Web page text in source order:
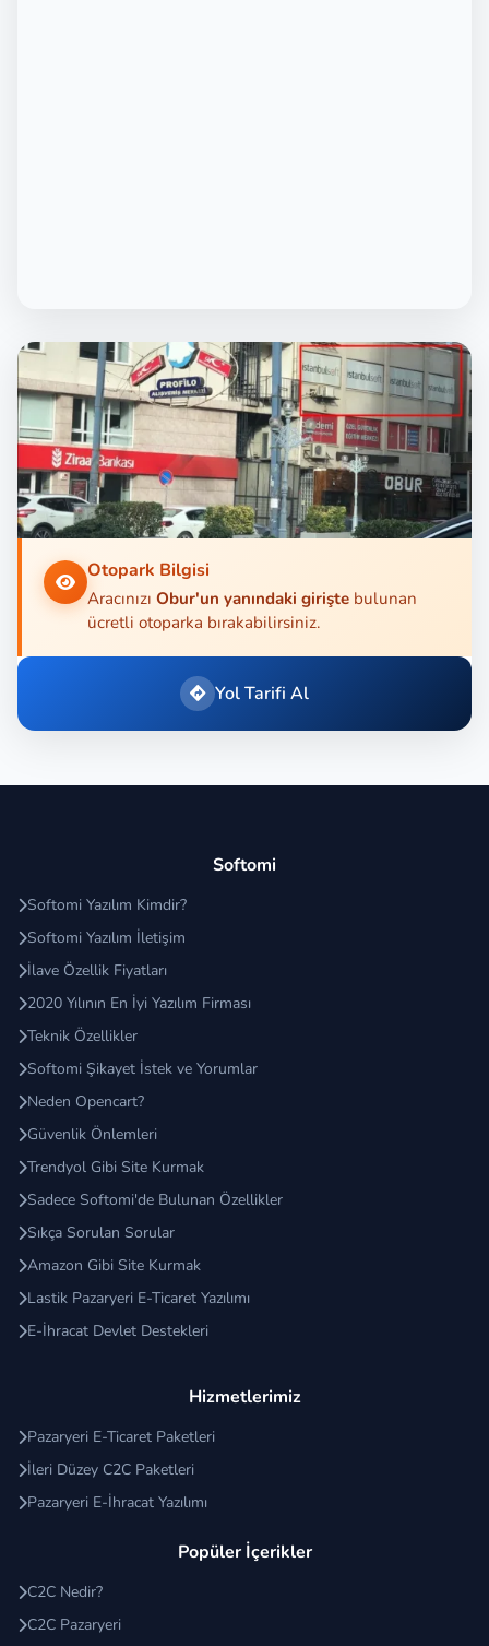
Otopark Bilgisi
Aracınızı Obur'un yanındaki girişte bulunan
ücretli otoparka bırakabilirsiniz.
Yol Tarifi Al
Softomi
Softomi Yazılım Kimdir?
Softomi Yazılım İletişim
İlave Özellik Fiyatları
2020 Yılının En İyi Yazılım Firması
Teknik Özellikler
Softomi Şikayet İstek ve Yorumlar
Neden Opencart?
Güvenlik Önlemleri
Trendyol Gibi Site Kurmak
Sadece Softomi'de Bulunan Özellikler
Sıkça Sorulan Sorular
Amazon Gibi Site Kurmak
Lastik Pazaryeri E-Ticaret Yazılımı
E-İhracat Devlet Destekleri
Hizmetlerimiz
Pazaryeri E-Ticaret Paketleri
İleri Düzey C2C Paketleri
Pazaryeri E-İhracat Yazılımı
Popüler İçerikler
C2C Nedir?
C2C Pazaryeri